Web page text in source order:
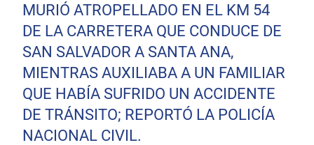
MURIÓ ATROPELLADO EN EL KM 54
DE LA CARRETERA QUE CONDUCE DE
SAN SALVADOR A SANTA ANA,
MIENTRAS AUXILIABA A UN FAMILIAR
QUE HABÍA SUFRIDO UN ACCIDENTE
DE TRÁNSITO; REPORTÓ LA POLICÍA
NACIONAL CIVIL.